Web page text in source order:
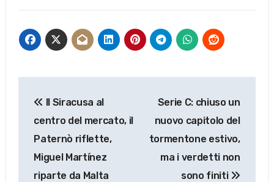
articoli
Il Siracusa al
centro del mercato, il
Paternò riflette,
Miguel Martínez
riparte da Malta
Serie C: chiuso un
nuovo capitolo del
tormentone estivo,
ma i verdetti non
sono finiti